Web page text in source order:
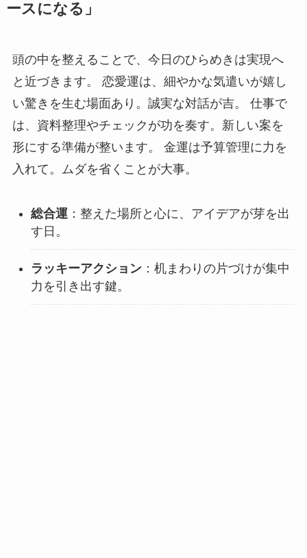
ースになる」
頭の中を整えることで、今日のひらめきは実現へ
と近づきます。 恋愛運は、細やかな気遣いが嬉し
い驚きを生む場面あり。誠実な対話が吉。 仕事で
は、資料整理やチェックが功を奏す。新しい案を
形にする準備が整います。 金運は予算管理に力を
入れて。ムダを省くことが大事。
総合運 ：整えた場所と心に、アイデアが芽を出
す日。
ラッキーアクション：机まわりの片づけが集中
力を引き出す鍵。